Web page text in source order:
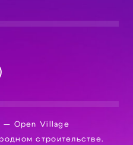
— Open Village
строительстве.